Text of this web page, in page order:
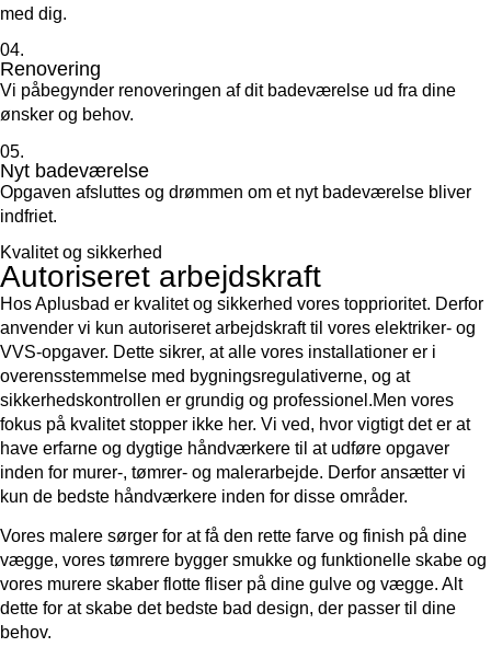
med dig.
04.
Renovering
Vi påbegynder renoveringen af dit badeværelse ud fra dine
ønsker og behov.
05.
Nyt badeværelse
Opgaven afsluttes og drømmen om et nyt badeværelse bliver
indfriet.
Kvalitet og sikkerhed
Autoriseret arbejdskraft
Hos Aplusbad er kvalitet og sikkerhed vores topprioritet. Derfor
anvender vi kun autoriseret arbejdskraft til vores elektriker- og
VVS-opgaver. Dette sikrer, at alle vores installationer er i
overensstemmelse med bygningsregulativerne, og at
sikkerhedskontrollen er grundig og professionel.Men vores
fokus på kvalitet stopper ikke her. Vi ved, hvor vigtigt det er at
have erfarne og dygtige håndværkere til at udføre opgaver
inden for murer-, tømrer- og malerarbejde. Derfor ansætter vi
kun de bedste håndværkere inden for disse områder.
Vores malere sørger for at få den rette farve og finish på dine
vægge, vores tømrere bygger smukke og funktionelle skabe og
vores murere skaber flotte fliser på dine gulve og vægge. Alt
dette for at skabe det bedste bad design, der passer til dine
behov.